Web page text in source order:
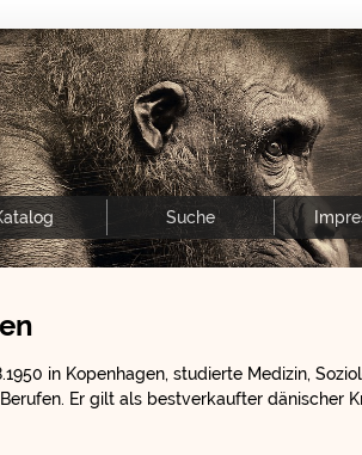
Suche
in Kopenhagen, studierte Medizin,
Er gilt als bestverkaufter dänischer